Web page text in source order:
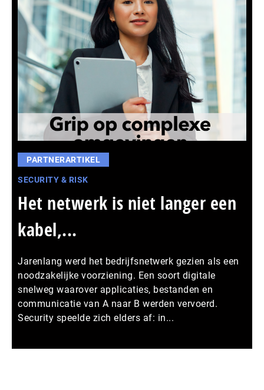
PARTNERARTIKEL
SECURITY & RISK
Het netwerk is niet langer een
kabel,...
Jarenlang werd het bedrijfsnetwerk gezien als een
noodzakelijke voorziening. Een soort digitale
snelweg waarover applicaties, bestanden en
communicatie van A naar B werden vervoerd.
Security speelde zich elders af: in...